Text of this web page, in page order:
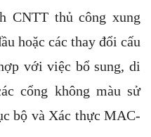
CNTT thủ công xung
hoặc các thay đổi cấu
với việc bổ sung, di
cổng không màu sử
bộ và Xác thực MAC-